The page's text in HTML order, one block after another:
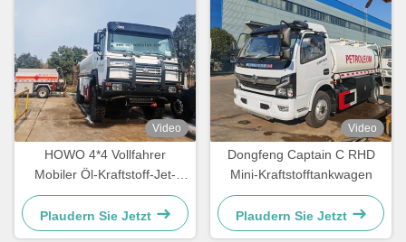
Video
HOWO 4*4 Vollfahrer
Mobiler Öl-Kraftstoff-Jet-
Tankwagen
Plaudern Sie Jetzt
Video
Dongfeng Captain C RHD
Mini-Kraftstofftankwagen
Plaudern Sie Jetzt